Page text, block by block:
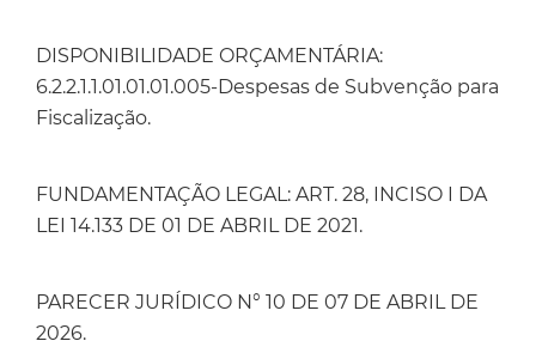
DISPONIBILIDADE ORÇAMENTÁRIA:
6.2.2.1.1.01.01.01.005-Despesas de Subvenção para
Fiscalização.
FUNDAMENTAÇÃO LEGAL: ART. 28, INCISO I DA
LEI 14.133 DE 01 DE ABRIL DE 2021.
PARECER JURÍDICO N° 10 DE 07 DE ABRIL DE
2026.